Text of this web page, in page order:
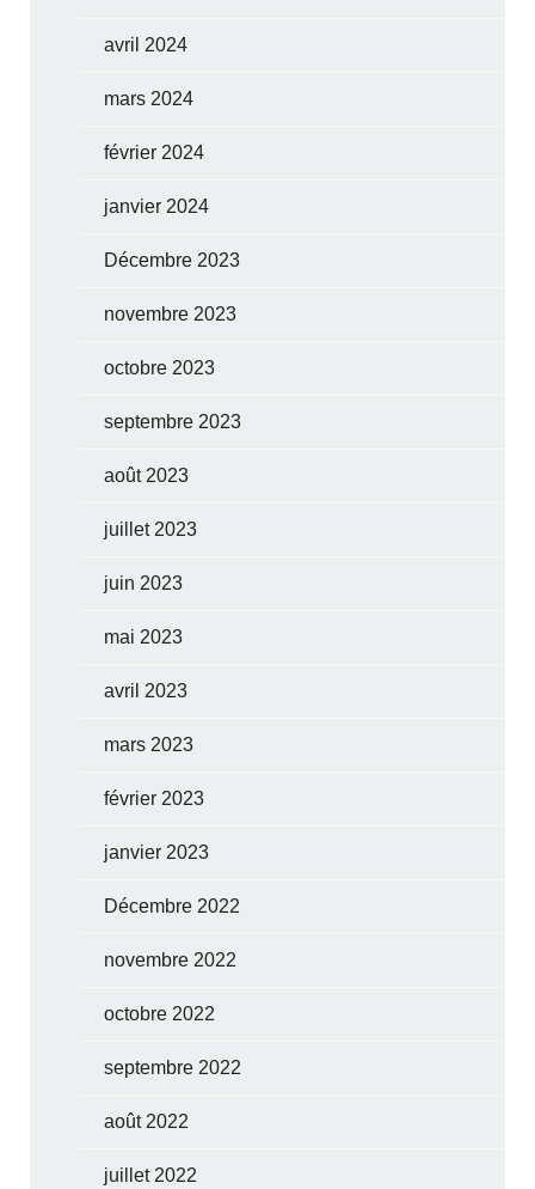
avril 2024
mars 2024
février 2024
janvier 2024
Décembre 2023
novembre 2023
octobre 2023
septembre 2023
août 2023
juillet 2023
juin 2023
mai 2023
avril 2023
mars 2023
février 2023
janvier 2023
Décembre 2022
novembre 2022
octobre 2022
septembre 2022
août 2022
juillet 2022